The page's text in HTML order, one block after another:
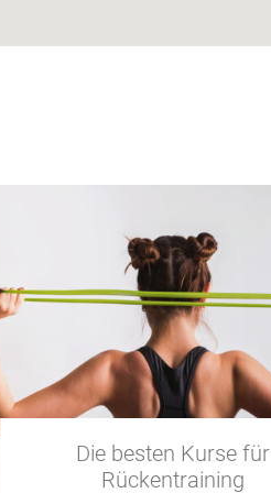
Die besten Kurse für
Rückentraining